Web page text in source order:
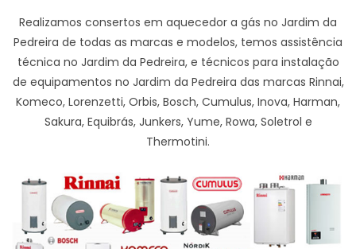
Realizamos consertos em aquecedor a gás no Jardim da
Pedreira de todas as marcas e modelos, temos assistência
técnica no Jardim da Pedreira, e técnicos para instalação
de equipamentos no Jardim da Pedreira das marcas Rinnai,
Komeco, Lorenzetti, Orbis, Bosch, Cumulus, Inova, Harman,
Sakura, Equibrás, Junkers, Yume, Rowa, Soletrol e
Thermotini.